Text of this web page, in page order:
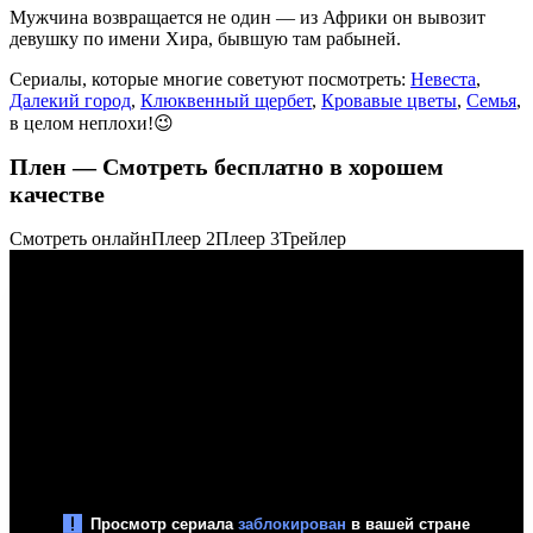
Мужчина возвращается не один — из Африки он вывозит
девушку по имени Хира, бывшую там рабыней.
Сериалы, которые многие советуют посмотреть: Невеста,
Далекий город, Клюквенный щербет, Кровавые цветы, Семья,
в целом неплохи!😉
Плен — Смотреть бесплатно в хорошем
качестве
Смотреть онлайнПлеер 2Плеер 3Трейлер